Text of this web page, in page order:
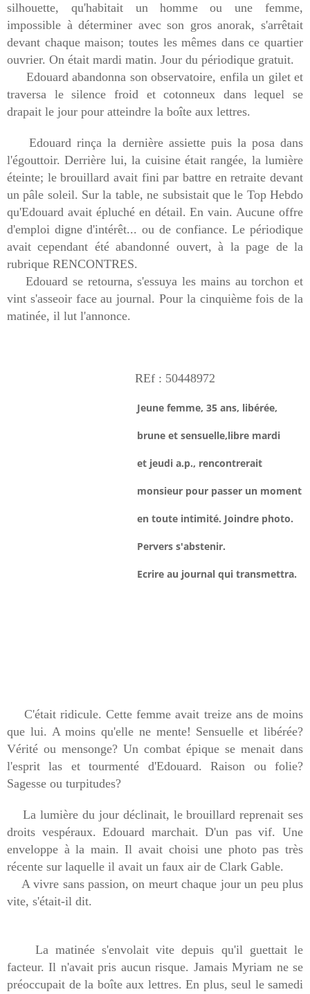
silhouette, qu'habitait un homme ou une femme,
impossible à déterminer avec son gros anorak, s'arrêtait
devant chaque maison; toutes les mêmes dans ce quartier
ouvrier. On était mardi matin. Jour du périodique gratuit.
Edouard abandonna son observatoire, enfila un gilet et
traversa le silence froid et cotonneux dans lequel se
drapait le jour pour atteindre la boîte aux lettres.
Edouard rinça la dernière assiette puis la posa dans
l'égouttoir. Derrière lui, la cuisine était rangée, la lumière
éteinte; le brouillard avait fini par battre en retraite devant
un pâle soleil. Sur la table, ne subsistait que le Top Hebdo
qu'Edouard avait épluché en détail. En vain. Aucune offre
d'emploi digne d'intérêt... ou de confiance. Le périodique
avait cependant été abandonné ouvert, à la page de la
rubrique RENCONTRES.
Edouard se retourna, s'essuya les mains au torchon et
vint s'asseoir face au journal. Pour la cinquième fois de la
matinée, il lut l'annonce.
REf : 50448972
Jeune femme, 35 ans, libérée,
brune et sensuelle,libre mardi
et jeudi a.p., rencontrerait
monsieur pour passer un moment
en toute intimité. Joindre photo.
Pervers s'abstenir.
Ecrire au journal qui transmettra.
C'était ridicule. Cette femme avait treize ans de moins
que lui. A moins qu'elle ne mente! Sensuelle et libérée?
Vérité ou mensonge? Un combat épique se menait dans
l'esprit las et tourmenté d'Edouard. Raison ou folie?
Sagesse ou turpitudes?
La lumière du jour déclinait, le brouillard reprenait ses
droits vespéraux. Edouard marchait. D'un pas vif. Une
enveloppe à la main. Il avait choisi une photo pas très
récente sur laquelle il avait un faux air de Clark Gable.
A vivre sans passion, on meurt chaque jour un peu plus
vite, s'était-il dit.
La matinée s'envolait vite depuis qu'il guettait le
facteur. Il n'avait pris aucun risque. Jamais Myriam ne se
préoccupait de la boîte aux lettres. En plus, seul le samedi